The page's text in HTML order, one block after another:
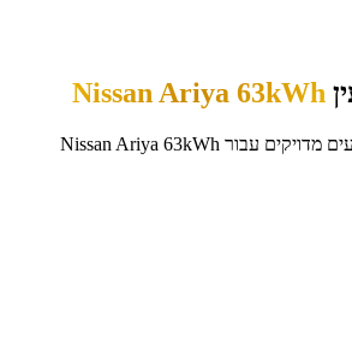
Nissan Ariya 63kWh
מדויקים עבור Nissan Ariya 63kWh